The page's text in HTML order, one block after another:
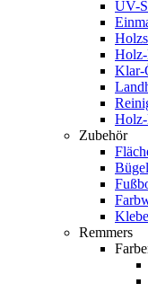
UV-
Klar-
Zubehör
Remmers